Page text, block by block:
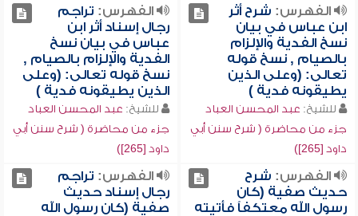
الفهرس: شرح أثر
ابن عباس في بيان
نسخ الفدية والإلزام
بالصيام , نسخ قوله
تعالى: (وعلى الذين
يطيقونه فدية )
للشيخ: عبد المحسن العباد
جزء من محاضرة ( شرح سنن أبي
داود [265])
الفهرس: تراجم
رجال إسناد أثر ابن
عباس في بيان نسخ
الفدية والإلزام بالصيام ,
نسخ قوله تعالى: (وعلى
الذين يطيقونه فدية )
للشيخ: عبد المحسن العباد
جزء من محاضرة ( شرح سنن أبي
داود [265])
الفهرس: شرح
حديث صفية (كان
رسول الله معتكفاً فأتيته
الفهرس: تراجم
رجال إسناد حديث
صفية (كان رسول الله